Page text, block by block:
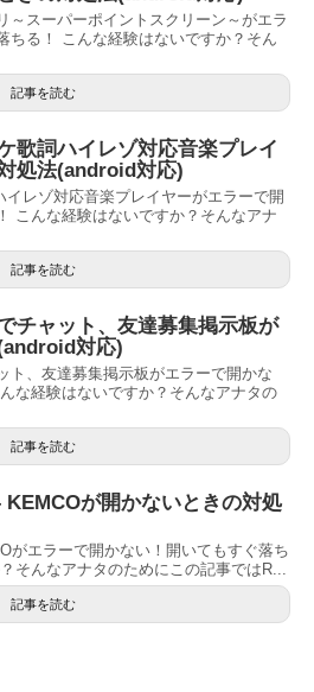
～スーパーポイントスクリーン～がエラ
ちる！ こんな経験はないですか？そん
記事を読む
歌詞ハイレゾ対応音楽プレイ
処法(android対応)
レゾ対応音楽プレイヤーがエラーで開
こんな経験はないですか？そんなアナ
記事を読む
ャット、友達募集掲示板が
対応)
、友達募集掲示板がエラーで開かな
な経験はないですか？そんなアナタの
記事を読む
が開かないときの対処
がエラーで開かない！開いてもすぐ落ち
そんなアナタのためにこの記事ではR...
記事を読む